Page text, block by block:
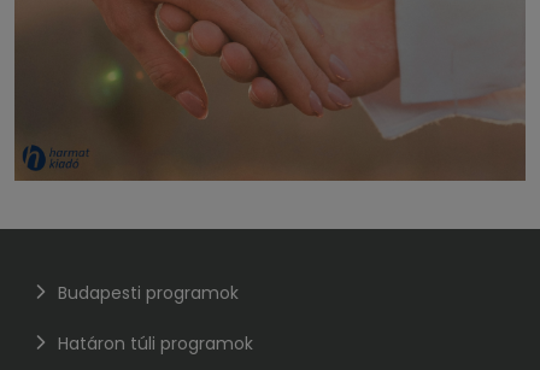
Budapesti programok
Határon túli programok